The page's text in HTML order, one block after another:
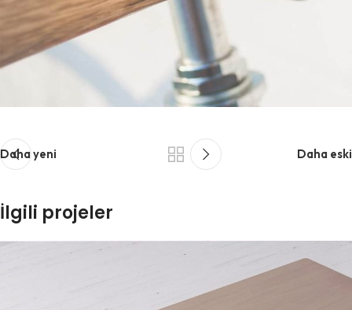
Daha yeni Daha eski
İlgili projeler